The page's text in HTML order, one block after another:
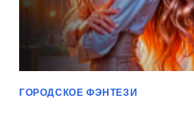
ГОРОДСКОЕ ФЭНТЕЗИ